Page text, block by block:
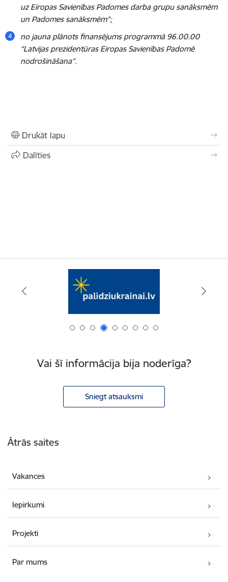
uz Eiropas Savienības Padomes darba grupu sanāksmēm
un Padomes sanāksmēm”;
no jauna plānots finansējums programmā 96.00.00
“Latvijas prezidentūras Eiropas Savienības Padomē
nodrošināšana”.
Drukāt lapu
Dalīties
Vai šī informācija bija noderīga?
Sniegt atsauksmi
Ātrās saites
Vakances
Iepirkumi
Projekti
Par mums